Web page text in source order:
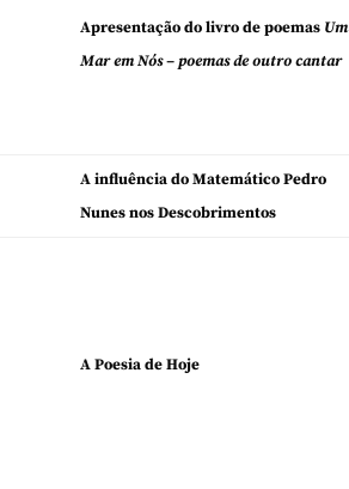
Apresentação do livro de poemas Um
Mar em Nós – poemas de outro cantar
A influência do Matemático Pedro
Nunes nos Descobrimentos
A Poesia de Hoje